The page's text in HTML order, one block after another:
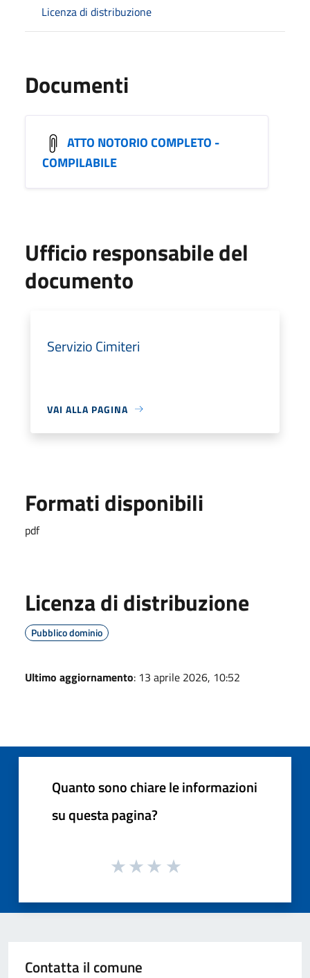
Licenza di distribuzione
Documenti
ATTO NOTORIO COMPLETO -
COMPILABILE
Ufficio responsabile del
documento
Servizio Cimiteri
VAI ALLA PAGINA
Formati disponibili
pdf
Licenza di distribuzione
Pubblico dominio
Ultimo aggiornamento: 13 aprile 2026, 10:52
Quanto sono chiare le informazioni
su questa pagina?
Contatta il comune